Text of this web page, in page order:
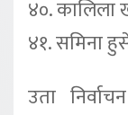
४०. कालिला
४१. समिना
उता